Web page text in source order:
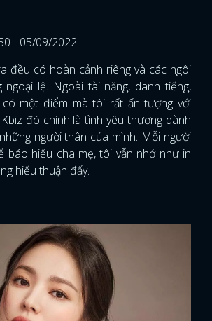
- 05/09/2022
đều có hoàn cảnh riêng và các ngôi
ngoại lệ. Ngoài tài năng, danh tiếng,
một điểm mà tôi rất ấn tượng với
đó chính là tình yêu thương dành
người thân của mình. Mỗi người
báo hiếu cha mẹ, tôi vẫn nhớ như in
hiếu thuận đấy.